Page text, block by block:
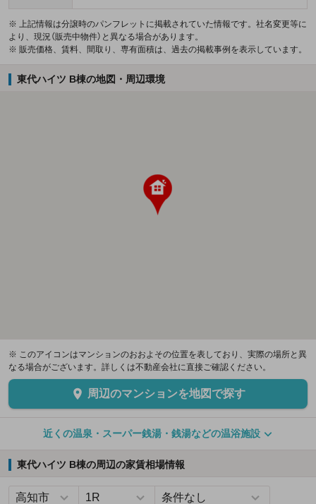
※ 上記情報は分譲時のパンフレットに掲載されていた情報です。社名変更等に
より、現況（販売中物件）と異なる場合があります。
※ 販売価格、賃料、間取り、専有面積は、過去の掲載事例を表示しています。
東代ハイツ B棟の地図・周辺環境
※ このアイコンはマンションのおおよその位置を表しており、実際の場所と異
なる場合がございます。詳しくは不動産会社に直接ご確認ください。
周辺のマンションを地図で探す
近くの温泉・スーパー銭湯・銭湯などの温浴施設
東代ハイツ B棟の周辺の家賃相場情報